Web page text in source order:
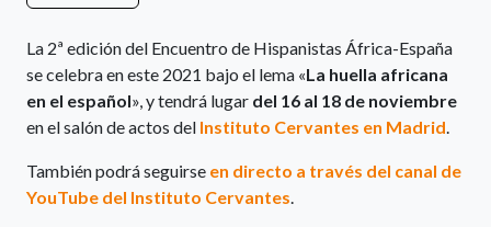
La 2ª edición del Encuentro de Hispanistas África-España
se celebra en este 2021 bajo el lema «La huella africana
en el español», y tendrá lugar del 16 al 18 de noviembre
en el salón de actos del Instituto Cervantes en Madrid.
También podrá seguirse en directo a través del canal de
YouTube del Instituto Cervantes.